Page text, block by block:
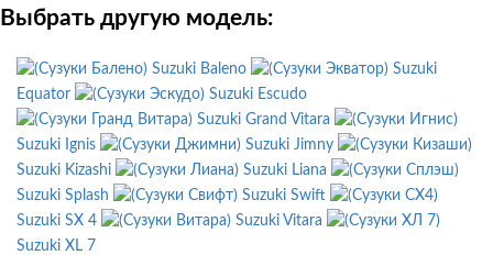
Выбрать другую модель:
Suzuki Baleno
Suzuki
Equator
Suzuki Escudo
Suzuki Grand Vitara
Suzuki Ignis
Suzuki Jimny
Suzuki Kizashi
Suzuki Liana
Suzuki Splash
Suzuki Swift
Suzuki SX 4
Suzuki Vitara
Suzuki XL 7